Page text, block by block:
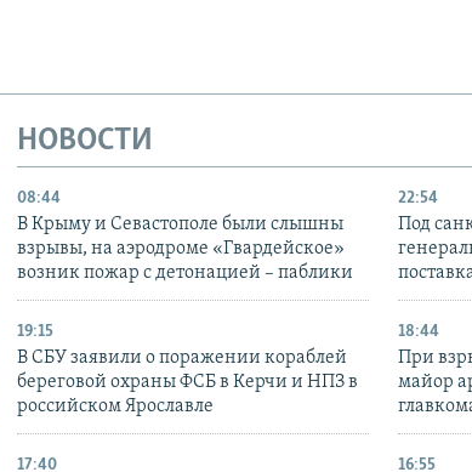
НОВОСТИ
08:44
В Крыму и Севастополе были слышны
взрывы, на аэродроме «Гвардейское»
возник пожар с детонацией – паблики
22:54
Под
19:15
В СБУ заявили о поражении кораблей
береговой охраны ФСБ в Керчи и НПЗ в
российском Ярославле
18:44
При
майор
17:40 16:55